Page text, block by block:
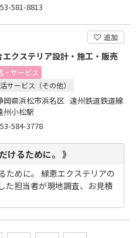
581-8813
追加
エクステリア設計・施工・販売
・サービス
サービス（その他）
岡県浜松市浜名区 遠州鉄道鉄道線
州小松駅
584-3778
けるために。 》
ために。 緑恵エクステリアの
た担当者が現地調査、お見積